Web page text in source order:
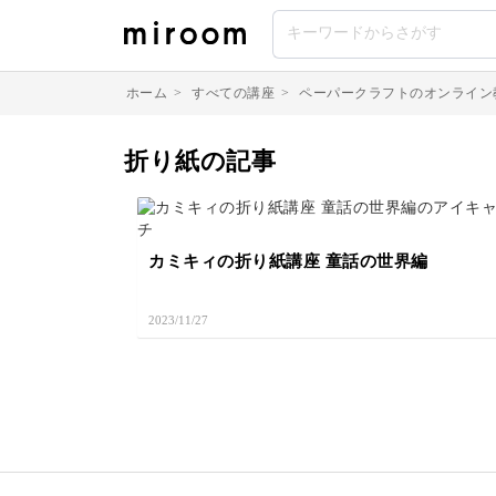
ホーム > すべての講座 > ペーパークラフトのオンライ
折り紙の記事
カミキィの折り紙講座 童話の世界編
2023/11/27